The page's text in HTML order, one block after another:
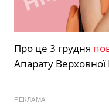
Про це 3 грудня
Апарату Верховної
РЕКЛАМА